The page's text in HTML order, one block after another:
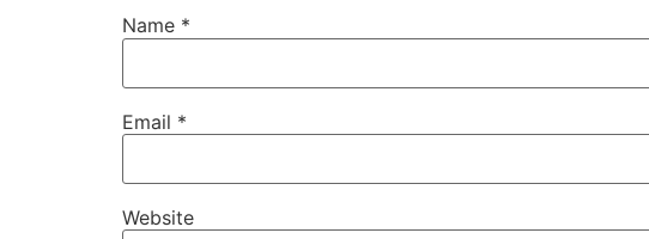
Name *
Email *
Website